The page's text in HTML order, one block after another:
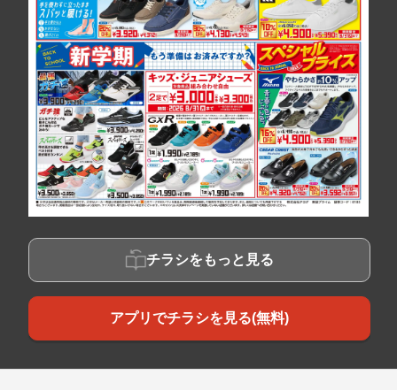
チラシをもっと見る
アプリでチラシを見る(無料)